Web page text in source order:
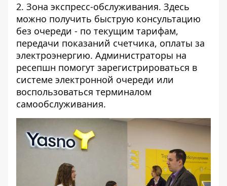
2. Зона экспресс-обслуживания. Здесь
можно получить быструю консультацию
без очереди - по текущим тарифам,
передачи показаний счетчика, оплаты за
электроэнергию. Администраторы на
ресепшн помогут зарегистрироваться в
системе электронной очереди или
воспользоваться терминалом
самообслуживания.